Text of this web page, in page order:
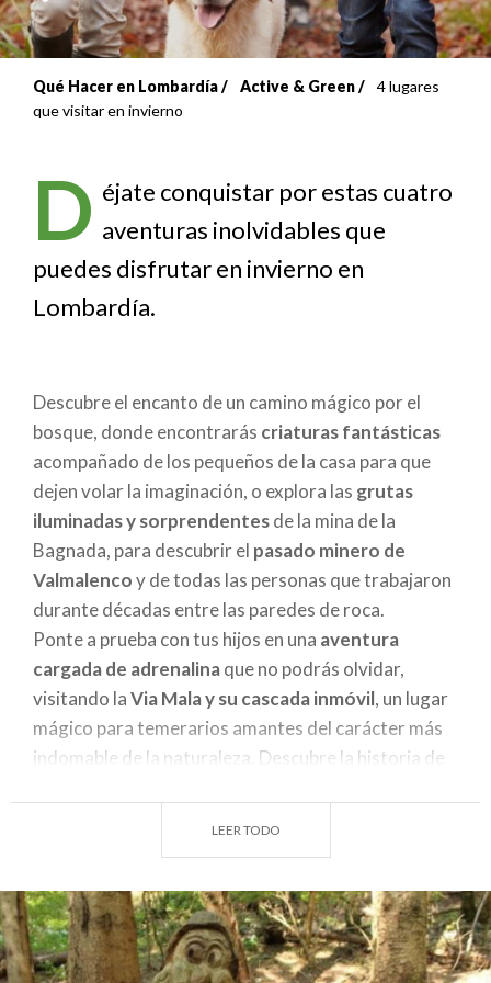
Sobrescribir
de
ayuda
a
navegación
Qué Hacer en Lombardía Active & Green
4 lugares
que visitar en invierno
D éjate conquistar por estas cuatro
aventuras inolvidables que
puedes disfrutar en invierno en
Lombardía.
Descubre el encanto de un camino mágico por el
bosque, donde encontrarás criaturas fantásticas
acompañado de los pequeños de la casa para que
dejen volar la imaginación, o explora las grutas
iluminadas y sorprendentesde la mina de la
Bagnada, para descubrir el pasado minero de
Valmalencoy de todas las personas que trabajaron
durante décadas entre las paredes de roca.
Ponte a prueba con tus hijos en una aventura
cargada de adrenalinaque no podrás olvidar,
visitando laVia Mala y su cascada inmóvil, un lugar
mágico para temerarios amantes del carácter más
indomable de la naturaleza. Descubre la historia de
Minciomuestra en invierno uno de sus tesoros: la
observación de avesaquí es una afición muy
extendida, así que ¿por qué no intentar avistar una
LEER TODO